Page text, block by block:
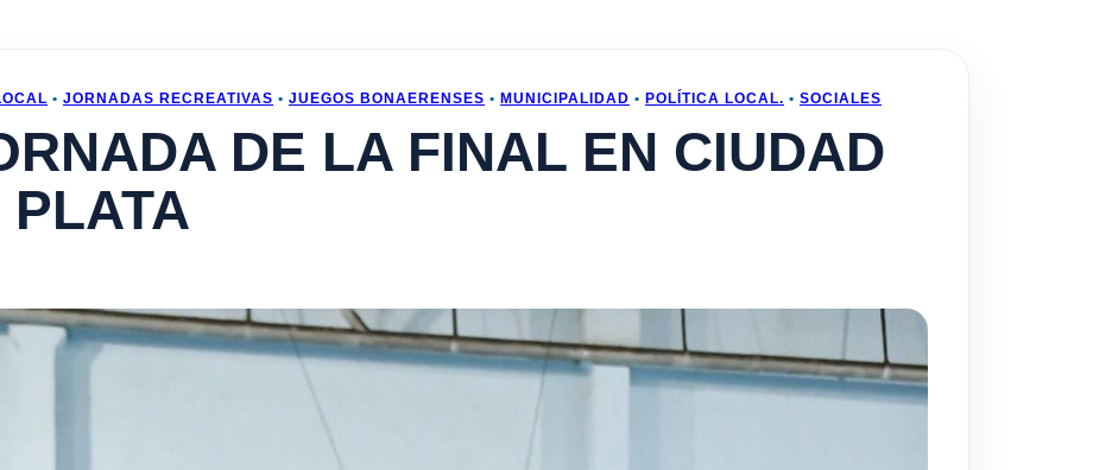
• JORNADAS RECREATIVAS • JUEGOS BONAERENSES • MUNICIPALIDAD • POLÍTICA LOCAL. • SOCIALES
DE LA FINAL EN CIUDAD